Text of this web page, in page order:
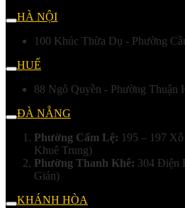
HÀ NỘI
100 Khúc Thừa Dụ - Phường
HUẾ
88 Ngô Quyền - Phường Thuận
ĐÀ NẴNG
Phường Cẩm Lệ: 195 – 197
Khuê Trung)
Phường Thanh Khê: 304 Điện
Gián)
KHÁNH HÒA